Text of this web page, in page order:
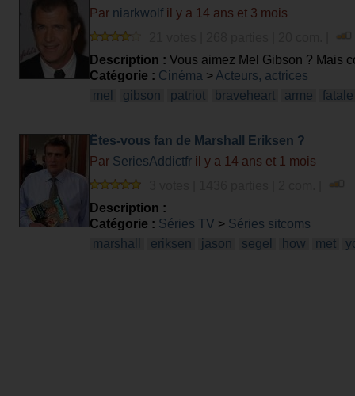
Par niarkwolf il y a 14 ans et 3 mois
Description : Vous aimez Mel Gibson ? Mais
Catégorie : Cinéma > Acteurs, actrices
mel
gibson patriot braveheart arme fatale
Êtes-vous fan de Marshall Eriksen ?
Par SeriesAddictfr il y a 14 ans et 1 mois
Description :
Catégorie : Séries TV > Séries sitcoms
marshall
eriksen jason segel how met